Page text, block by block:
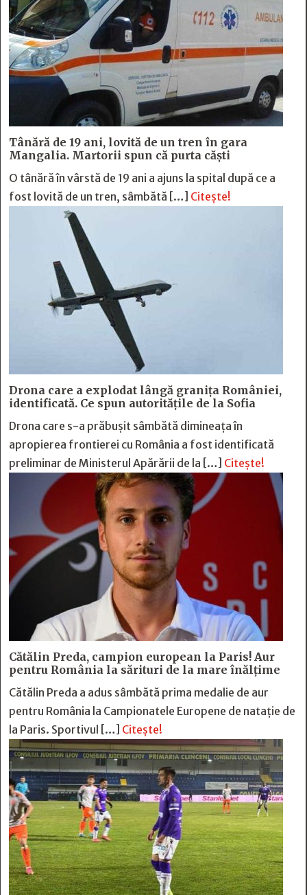
Tânără de 19 ani, lovită de un tren în gara
Mangalia. Martorii spun că purta căști
O tânără în vârstă de 19 ani a ajuns la spital după ce a
fost lovită de un tren, sâmbătă […] Citește!
Drona care a explodat lângă granița României,
identificată. Ce spun autoritățile de la Sofia
Drona care s-a prăbușit sâmbătă dimineața în
apropierea frontierei cu România a fost identificată
preliminar de Ministerul Apărării de la […] Citește!
Cătălin Preda, campion european la Paris! Aur
pentru România la sărituri de la mare înălțime
Cătălin Preda a adus sâmbătă prima medalie de aur
pentru România la Campionatele Europene de natație de
la Paris. Sportivul […] Citește!